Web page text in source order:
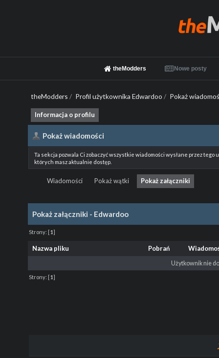
theModders Nowe posty
theModders / Profil użytkownika Edwardoo / Pokaż
Informacja o profilu
Pokaż wiadomości
Ta sekcja pozwala Ci zobaczyć wszystkie wiadomości wysłane przez
których masz aktualnie dostęp.
Wiadomości Pokaż wątki Pokaż załączniki
Pokaż załączniki - Edwardoo
Strony: [1]
Nazwa pliku Pobrań
Użytkownik nie
Strony: [1]